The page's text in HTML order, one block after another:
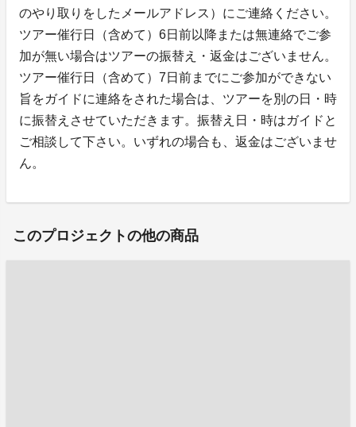
のやり取りをしたメールアドレス）にご連絡ください。
ツアー催行日（含めて）6日前以降または無連絡でご参
加が無い場合はツアーの振替え・返金はございません。
ツアー催行日（含めて）7日前までにご参加ができない
旨をガイドに連絡をされた場合は、ツアーを別の日・時
に振替えさせていただきます。振替え日・時はガイドと
ご相談して下さい。いずれの場合も、返金はございませ
ん。
このプロジェクトの他の商品